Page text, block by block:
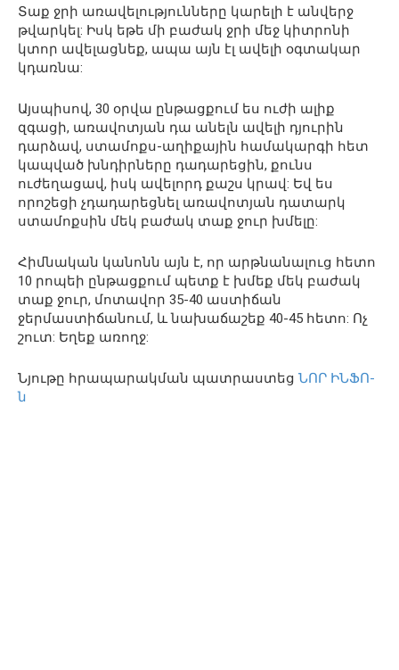
Տաք ջրի առավելությունները կարելի է անվերջ
թվարկել: Իսկ եթե մի բաժակ ջրի մեջ կիտրոնի
կտոր ավելացնեք, ապա այն էլ ավելի օգտակար
կդառնա:
Այսպիսով, 30 օրվա ընթացքում ես ուժի ալիք
զգացի, առավոտյան դա անելն ավելի դյուրին
դարձավ, ստամոքս-աղիքային համակարգի հետ
կապված խնդիրները դադարեցին, քունս
ուժեղացավ, իսկ ավելորդ քաշս կրավ: Եվ ես
որոշեցի չդադարեցնել առավոտյան դատարկ
ստամոքսին մեկ բաժակ տաք ջուր խմելը:
Հիմնական կանոնն այն է, որ արթնանալուց հետո
10 րոպեի ընթացքում պետք է խմեք մեկ բաժակ
տաք ջուր, մոտավոր 35-40 աստիճան
ջերմաստիճանում, և նախաճաշեք 40-45 հետո: Ոչ
շուտ: Եղեք առողջ:
Նյութը հրապարակման պատրաստեց ՆՈՐ ԻՆՖՈ-
ն